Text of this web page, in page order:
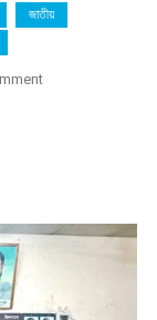
জাতীয়
On
বার্ষিকী